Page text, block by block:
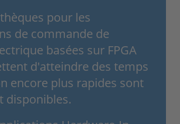
pour les
de commande de
basées sur FPGA
d'atteindre des temps
encore plus rapides sont
disponibles.